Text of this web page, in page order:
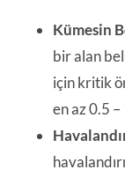
Kümesin
bir alan
için kritik
en az 0.5 –